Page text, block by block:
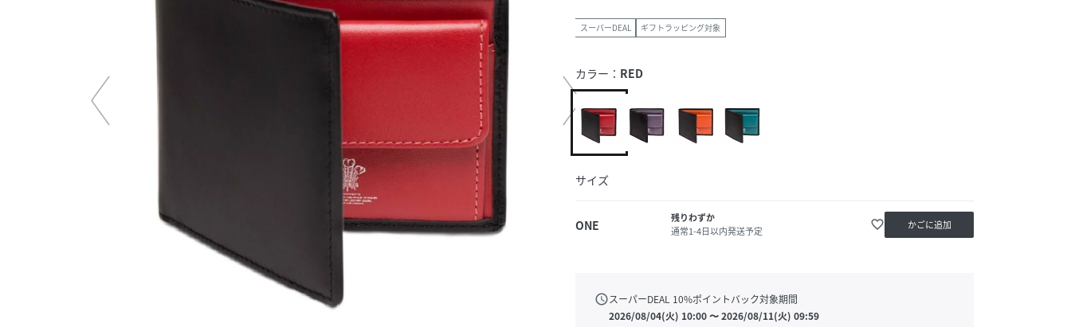
スーパーDEAL ギフトラッピング対象
カラー： RED
サイズ
ONE
残りわずか
通常1-4日以内発送予定
favorite_border かごに追加
scheduleスーパーDEAL 10%ポイントバック対象期間
2026/08/04(火) 10:00〜2026/08/11(火) 09:59